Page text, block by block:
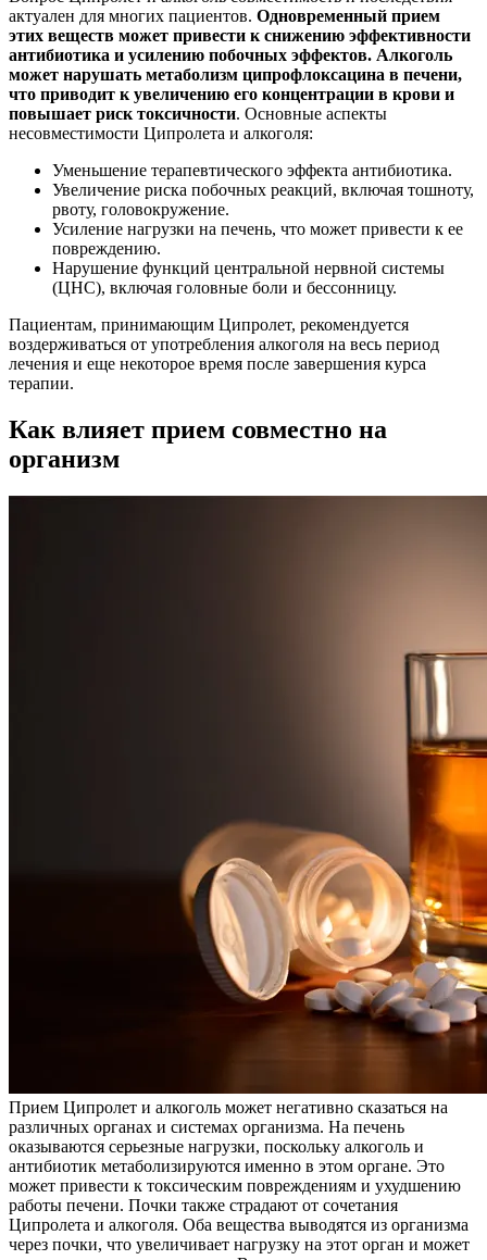
актуален для многих пациентов. Одновременный прием
этих веществ может привести к снижению эффективности
антибиотика и усилению побочных эффектов. Алкоголь
может нарушать метаболизм ципрофлоксацина в печени,
что приводит к увеличению его концентрации в крови и
повышает риск токсичности. Основные аспекты
несовместимости Ципролета и алкоголя:
Уменьшение терапевтического эффекта антибиотика.
Увеличение риска побочных реакций, включая тошноту,
рвоту, головокружение.
Усиление нагрузки на печень, что может привести к ее
повреждению.
Нарушение функций центральной нервной системы
(ЦНС), включая головные боли и бессонницу.
Пациентам, принимающим Ципролет, рекомендуется
воздерживаться от употребления алкоголя на весь период
лечения и еще некоторое время после завершения курса
терапии.
Как влияет прием совместно на
организм
Прием Ципролет и алкоголь может негативно сказаться на
различных органах и системах организма. На печень
оказываются серьезные нагрузки, поскольку алкоголь и
антибиотик метаболизируются именно в этом органе. Это
может привести к токсическим повреждениям и ухудшению
работы печени. Почки также страдают от сочетания
Ципролета и алкоголя. Оба вещества выводятся из организма
через почки, что увеличивает нагрузку на этот орган и может